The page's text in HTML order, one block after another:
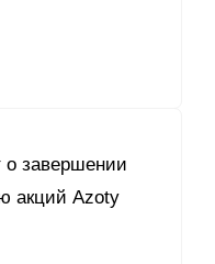
завершении
акций Azoty